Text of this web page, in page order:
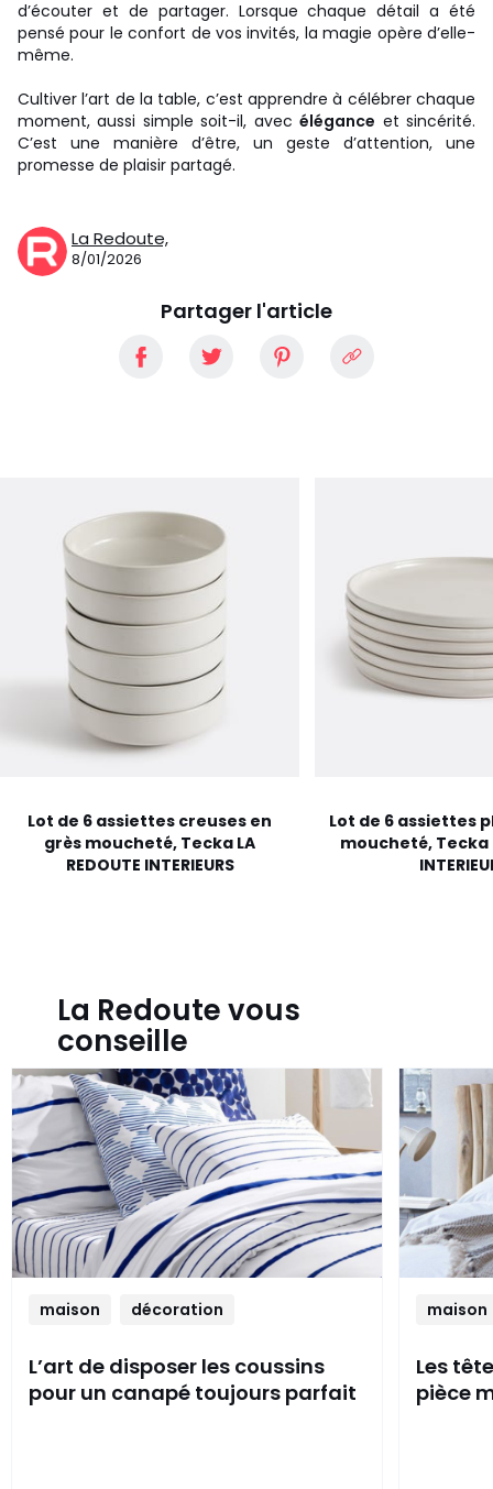
d’écouter et de partager. Lorsque chaque détail a été
pensé pour le confort de vos invités, la magie opère d’elle-
même.
Cultiver l’art de la table, c’est apprendre à célébrer chaque
moment, aussi simple soit-il, avecélégance et sincérité.
C’est une manière d’être, un geste d’attention, une
promesse de plaisir partagé.
La Redoute,
8/01/2026
Partager l'article
Lot de 6 assiettes creuses en
grès moucheté, Tecka LA
REDOUTE INTERIEURS
Lot de 6 assiettes
moucheté, Tecka
La Redoute vous
conseille
maison décoration
L’art de disposer les coussins
pour un canapé toujours parfait
maison
Les
pièce